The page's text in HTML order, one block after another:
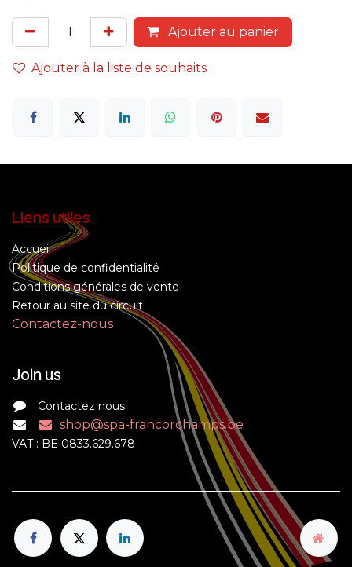
Ajouter au panier
Ajouter à la liste de souhaits
Liens utiles
Accueil
Politique de confidentialité
Conditions générales de vente
Retour au site du circuit
Contactez-nous
Join us
Contactez nous
shop@spa-francorchamps.be
VAT : BE 0833.629.678